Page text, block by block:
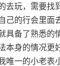
去玩，需要找
己的行会里面
具备了熟悉的
本身的情况
唯一的小老表